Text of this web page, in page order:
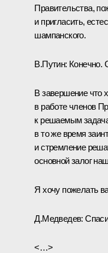
Правительства,
и пригласить,
шампанского.
В.Путин: Конечно.
В завершение что
в работе членов
к решаемым
в то же время
и стремление
основной залог
Я хочу пожелать
Д.Медведев:
<…>